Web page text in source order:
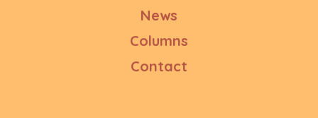
News
Columns
Contact